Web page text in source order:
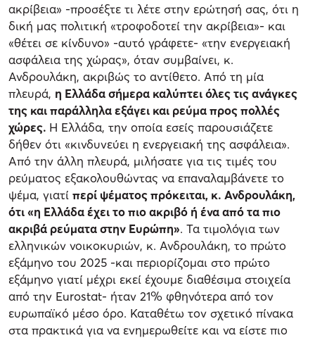
ακρίβεια» -προσέξτε τι λέτε στην ερώτησή σας, ότι η
δική μας πολιτική «τροφοδοτεί την ακρίβεια»- και
«θέτει σε κίνδυνο» -αυτό γράφετε- «την ενεργειακή
ασφάλεια της χώρας», όταν συμβαίνει, κ.
Ανδρουλάκη, ακριβώς το αντίθετο. Από τη μία
πλευρά, η Ελλάδα σήμερα καλύπτει όλες τις ανάγκες
της και παράλληλα εξάγει και ρεύμα προς πολλές
χώρες. Η Ελλάδα, την οποία εσείς παρουσιάζετε
δήθεν ότι «κινδυνεύει η ενεργειακή της ασφάλεια».
Από την άλλη πλευρά, μιλήσατε για τις τιμές του
ρεύματος εξακολουθώντας να επαναλαμβάνετε το
ψέμα, γιατί περί ψέματος πρόκειται, κ. Ανδρουλάκη,
ότι «η Ελλάδα έχει το πιο ακριβό ή ένα από τα πιο
ακριβά ρεύματα στην Ευρώπη». Τα τιμολόγια των
ελληνικών νοικοκυριών, κ. Ανδρουλάκη, το πρώτο
εξάμηνο του 2025 -και περιορίζομαι στο πρώτο
εξάμηνο γιατί μέχρι εκεί έχουμε διαθέσιμα στοιχεία
από την Eurostat- ήταν 21% φθηνότερα από τον
ευρωπαϊκό μέσο όρο. Καταθέτω τον σχετικό πίνακα
στα πρακτικά για να ενημερωθείτε και να είστε πιο